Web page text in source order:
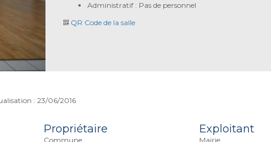
Administratif : Pas de personnel
QR Code de la salle
: 23/06/2016
Propriétaire
Commune
Exploitant
Mairie